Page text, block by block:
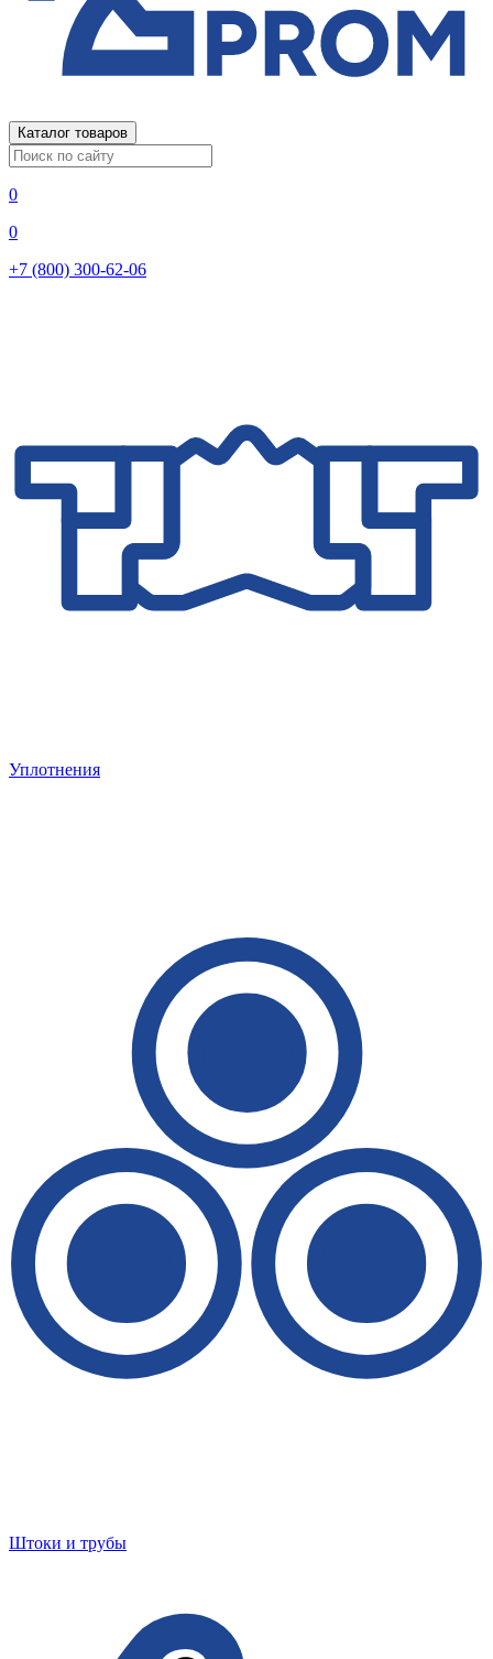
Каталог товаров
0
0
+7 (800) 300-62-06
Уплотнения
Штоки и трубы